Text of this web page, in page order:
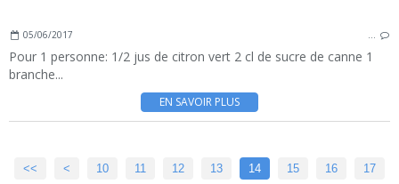
05/06/2017 …
Pour 1 personne: 1/2 jus de citron vert 2 cl de sucre de canne 1
branche...
EN SAVOIR PLUS
<< < 10 11 12 13 14 15 16
17